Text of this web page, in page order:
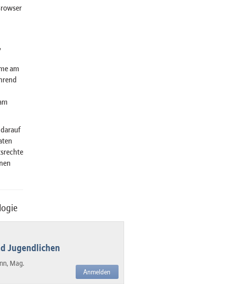
am
Jugendlichen
Mag.
Anmelden